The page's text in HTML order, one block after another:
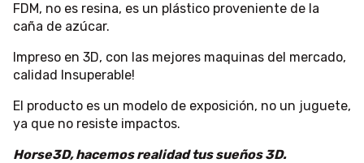
FDM, no es resina, es un plástico proveniente de la
caña de azúcar.
Impreso en 3D, con las mejores maquinas del mercado,
calidad Insuperable!
El producto es un modelo de exposición, no un juguete,
ya que no resiste impactos.
Horse3D, hacemos realidad tus sueños 3D.